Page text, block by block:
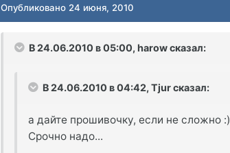
Опубликовано 24 июня, 2010
В 24.06.2010 в 05:00, harow сказал:
В 24.06.2010 в 04:42, Tjur сказал:
а дайте прошивочку, если не сложно :)
Срочно надо...